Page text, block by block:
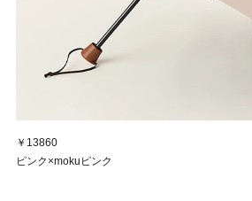
￥13860
ピンク×mokuピンク